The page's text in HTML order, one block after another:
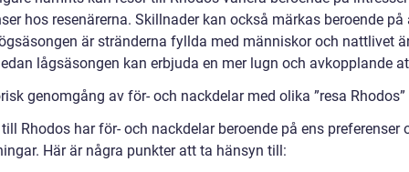
hos resenärerna. Skillnader kan också märkas beroende på
är stränderna fyllda med människor och nattlivet
lågsäsongen kan erbjuda en mer lugn och avkopplande
genomgång av för- och nackdelar med olika ”resa Rhodos”
Rhodos har för- och nackdelar beroende på ens preferenser
Här är några punkter att ta hänsyn till: